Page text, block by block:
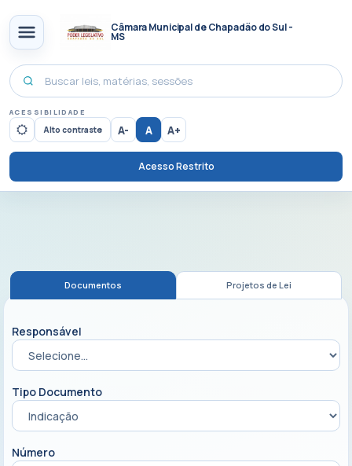
Câmara Municipal de Chapadão do Sul -
MS
ACESSIBILIDADE
Alto contraste A- A A+
Acesso Restrito
Documentos Projetos de Lei
Responsável
Tipo Documento
Número